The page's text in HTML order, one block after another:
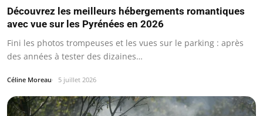
Découvrez les meilleurs hébergements romantiques
avec vue sur les Pyrénées en 2026
Fini les photos trompeuses et les vues sur le parking : après
des années à tester des dizaines…
Céline Moreau 5 juillet 2026